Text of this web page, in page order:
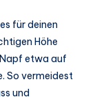
für deinen
Höhe
etwa auf
So vermeidest
und